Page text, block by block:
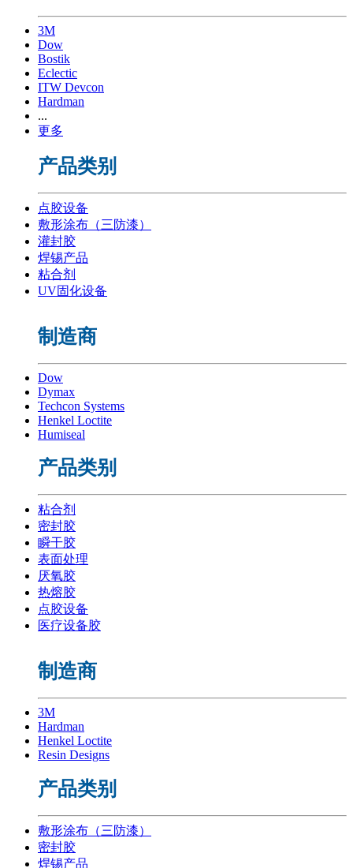
3M
Dow
Bostik
Eclectic
ITW Devcon
Hardman
...
更多
产品类别
点胶设备
敷形涂布（三防漆）
灌封胶
焊锡产品
粘合剂
UV固化设备
制造商
Dow
Dymax
Techcon Systems
Henkel Loctite
Humiseal
产品类别
粘合剂
密封胶
瞬干胶
表面处理
厌氧胶
热熔胶
点胶设备
医疗设备胶
制造商
3M
Hardman
Henkel Loctite
Resin Designs
产品类别
敷形涂布（三防漆）
密封胶
焊锡产品